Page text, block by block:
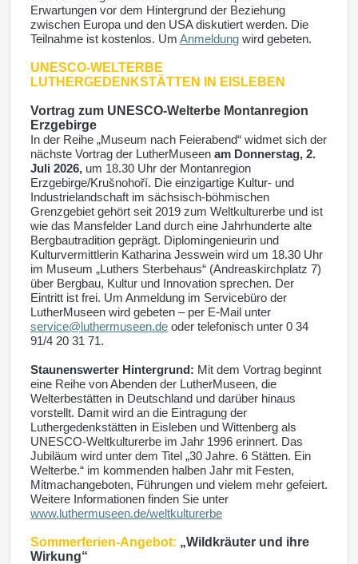
Erwartungen vor dem Hintergrund der Beziehung
zwischen Europa und den USA diskutiert werden. Die
Teilnahme ist kostenlos. Um Anmeldung wird gebeten.
UNESCO-WELTERBE
LUTHERGEDENKSTÄTTEN IN EISLEBEN
Vortrag zum UNESCO-Welterbe Montanregion
Erzgebirge
In der Reihe „Museum nach Feierabend“ widmet sich der
nächste Vortrag der LutherMuseen am Donnerstag, 2.
Juli 2026, um 18.30 Uhr der Montanregion
Erzgebirge/Krušnohoří. Die einzigartige Kultur- und
Industrielandschaft im sächsisch-böhmischen
Grenzgebiet gehört seit 2019 zum Weltkulturerbe und ist
wie das Mansfelder Land durch eine Jahrhunderte alte
Bergbautradition geprägt. Diplomingenieurin und
Kulturvermittlerin Katharina Jesswein wird um 18.30 Uhr
im Museum „Luthers Sterbehaus“ (Andreaskirchplatz 7)
über Bergbau, Kultur und Innovation sprechen. Der
Eintritt ist frei. Um Anmeldung im Servicebüro der
LutherMuseen wird gebeten – per E-Mail unter
service@luthermuseen.de oder telefonisch unter 0 34
91/4 20 31 71.
Staunenswerter Hintergrund: Mit dem Vortrag beginnt
eine Reihe von Abenden der LutherMuseen, die
Welterbestätten in Deutschland und darüber hinaus
vorstellt. Damit wird an die Eintragung der
Luthergedenkstätten in Eisleben und Wittenberg als
UNESCO-Weltkulturerbe im Jahr 1996 erinnert. Das
Jubiläum wird unter dem Titel „30 Jahre. 6 Stätten. Ein
Welterbe.“ im kommenden halben Jahr mit Festen,
Mitmachangeboten, Führungen und vielem mehr gefeiert.
Weitere Informationen finden Sie unter
www.luthermuseen.de/weltkulturerbe
Sommerferien-Angebot: „Wildkräuter und ihre
Wirkung“